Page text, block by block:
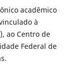
acadêmico
à
ao Centro de
Federal de